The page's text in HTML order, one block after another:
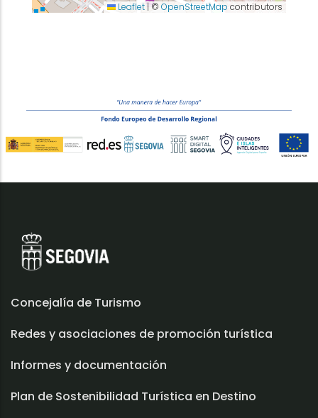
Leaflet|© OpenStreetMap contributors
Concejalía de Turismo
Redes y asociaciones de promoción turística
Informes y documentación
Plan de Sostenibilidad Turística en Destino